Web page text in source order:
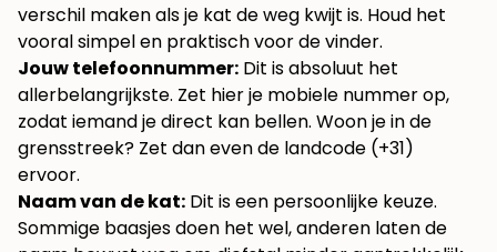
verschil maken als je kat de weg kwijt is. Houd het
vooral simpel en praktisch voor de vinder.
Jouw telefoonnummer: Dit is absoluut het
allerbelangrijkste. Zet hier je mobiele nummer op,
zodat iemand je direct kan bellen. Woon je in de
grensstreek? Zet dan even de landcode (+31)
ervoor.
Naam van de kat: Dit is een persoonlijke keuze.
Sommige baasjes doen het wel, anderen laten de